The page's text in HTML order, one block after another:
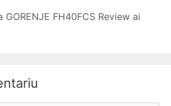
FH40FCS Review ai